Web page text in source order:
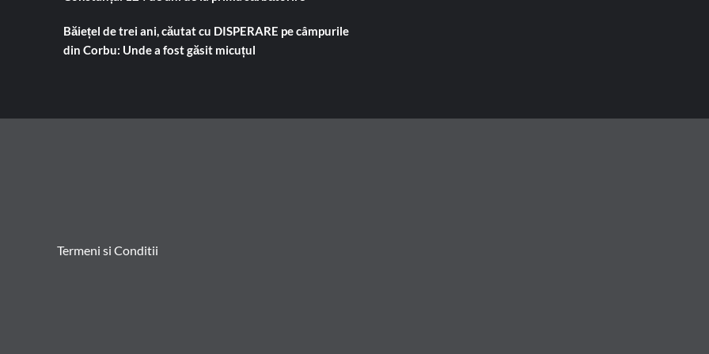
Băiețel de trei ani, căutat cu DISPERARE pe câmpurile
din Corbu: Unde a fost găsit micuțul
Termeni si Conditii